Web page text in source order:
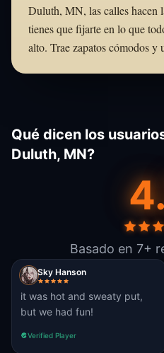
Duluth, MN, las calles hacen
tienes que fijarte en lo que
alto. Trae zapatos cómodos y
Qué dicen los
Duluth, MN?
Basado en 7+
Sky Hanson
it was hot and sweaty put,
but we had fun!
Verified Player